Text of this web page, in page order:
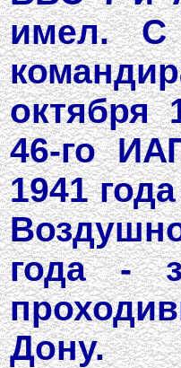
имел. С
октября
46-го
1941
года -
Дону.